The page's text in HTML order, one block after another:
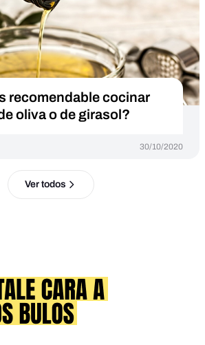
recomendable cocinar
oliva o de girasol?
30/10/2020
Ver todos